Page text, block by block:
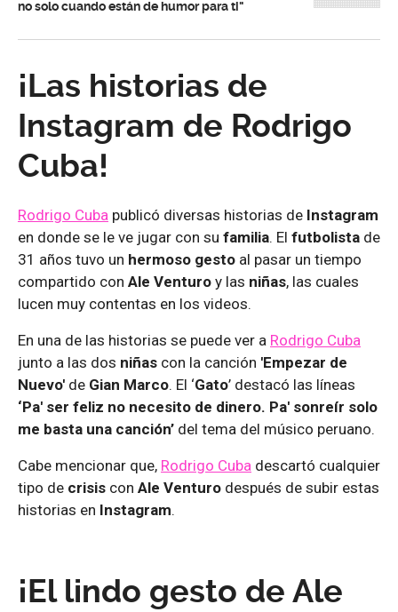
no solo cuando están de humor para ti"
¡Las historias de
Instagram de Rodrigo
Cuba!
Rodrigo Cuba publicó diversas historias de Instagram
en donde se le ve jugar con su familia. El futbolista de
31 años tuvo un hermoso gesto al pasar un tiempo
compartido con Ale Venturo y las niñas, las cuales
lucen muy contentas en los videos.
En una de las historias se puede ver a Rodrigo Cuba
junto a las dos niñas con la canción 'Empezar de
Nuevo' de Gian Marco. El ‘Gato’ destacó las líneas
‘Pa' ser feliz no necesito de dinero. Pa' sonreír solo
me basta una canción’ del tema del músico peruano.
Cabe mencionar que, Rodrigo Cuba descartó cualquier
tipo de crisis con Ale Venturo después de subir estas
historias en Instagram.
¡El lindo gesto de Ale